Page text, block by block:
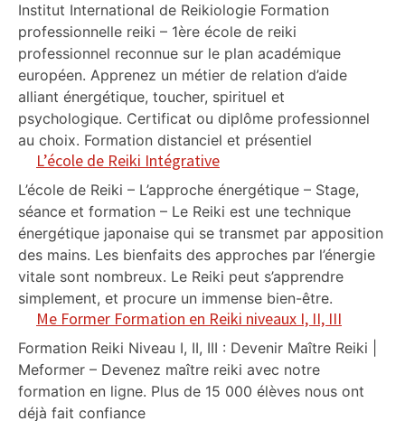
Institut International de Reikiologie Formation
professionnelle reiki – 1ère école de reiki
professionnel reconnue sur le plan académique
européen. Apprenez un métier de relation d’aide
alliant énergétique, toucher, spirituel et
psychologique. Certificat ou diplôme professionnel
au choix. Formation distanciel et présentiel
L’école de Reiki Intégrative
L’école de Reiki – L’approche énergétique – Stage,
séance et formation – Le Reiki est une technique
énergétique japonaise qui se transmet par apposition
des mains. Les bienfaits des approches par l’énergie
vitale sont nombreux. Le Reiki peut s’apprendre
simplement, et procure un immense bien-être.
Me Former Formation en Reiki niveaux I, II, III
Formation Reiki Niveau I, II, III : Devenir Maître Reiki |
Meformer – Devenez maître reiki avec notre
formation en ligne. Plus de 15 000 élèves nous ont
déjà fait confiance